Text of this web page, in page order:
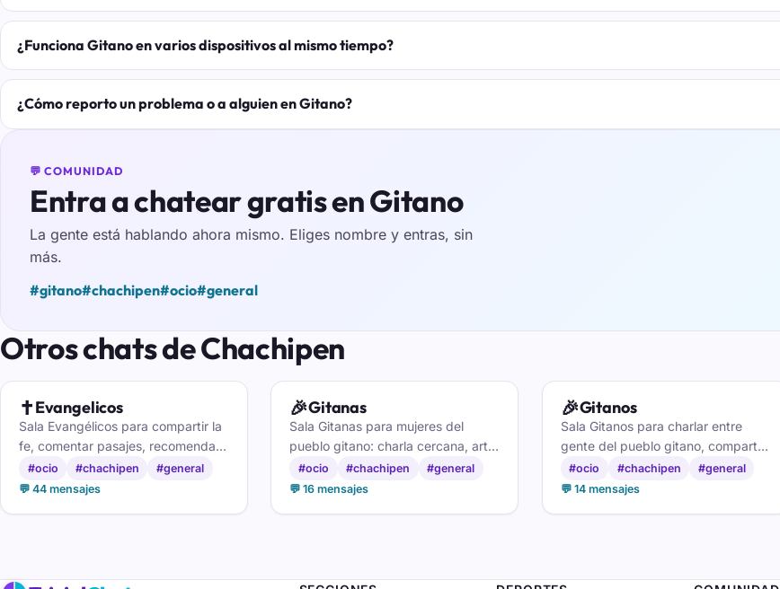
¿Funciona Gitano en varios dispositivos al mismo tiempo?
¿Cómo reporto un problema o a alguien en Gitano?
💬 COMUNIDAD
Entra a chatear gratis en Gitano
La gente está hablando ahora mismo. Eliges nombre y entras, sin
más.
#gitano#chachipen#ocio#general
Otros chats de Chachipen
✝️Evangelicos
Sala Evangélicos para compartir la
fe, comentar pasajes, recomendar
alabanzas y acompañarte entre
hermanos que caminan contigo.
#ocio #chachipen
#general
💬 44 mensajes
🎉Gitanas
Sala Gitanas para mujeres del
pueblo gitano: charla cercana, arte,
flamenco y amistad entre quienes
comparten cultura y raíces.
#ocio #chachipen
#general
💬 16 mensajes
🎉Gitanos
Sala Gitanos para charlar entre
gente del pueblo gitano, compartir
cultura y arte y hacer nuevas
amistades con respeto y cercanía.
#ocio #chachipen
#general
💬 14 mensajes